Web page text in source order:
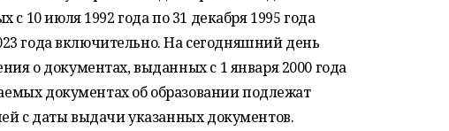
10 июля 1992 года по 31 декабря 1995 года
года включительно. На сегодняшний день
о документах, выданных с 1 января 2000 года
документах об образовании подлежат
с даты выдачи указанных документов.